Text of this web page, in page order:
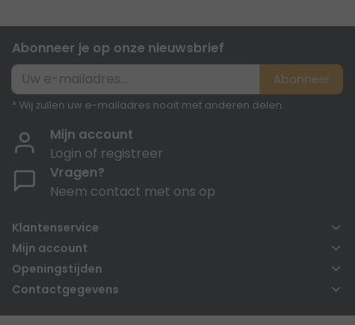
Abonneer je op onze nieuwsbrief
Abonneer
* Wij zullen uw e-mailadres nooit met anderen delen.
Mijn account
Login of registreer
Vragen?
Neem contact met ons op
Klantenservice
Mijn account
Openingstijden
Contactgegevens